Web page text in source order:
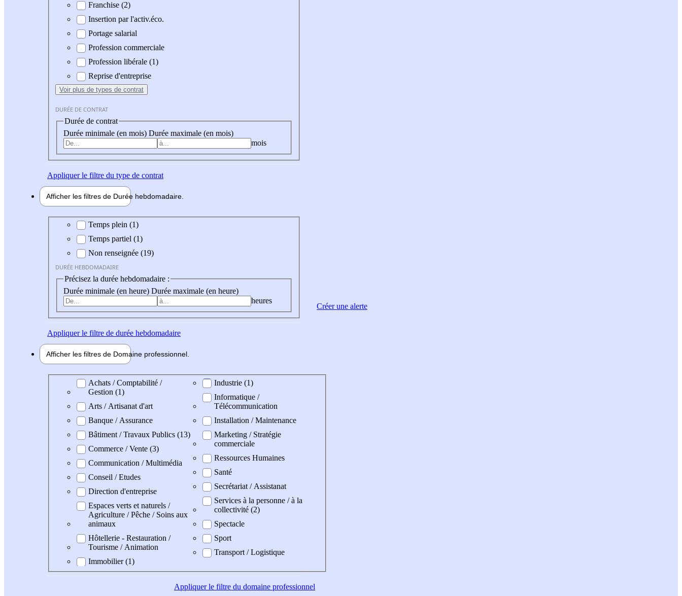
Franchise (2)
Insertion par l'activ.éco.
Portage salarial
Profession commerciale
Profession libérale (1)
Reprise d'entreprise
Voir plus de types de contrat
DURÉE DE CONTRAT
Durée de contrat
Durée minimale (en mois) Durée maximale (en mois)
mois
Appliquerle filtre du type de contrat
Afficher les filtres de Durée hebdomadaire
Durée hebdomadaire
Temps plein (1)
Temps partiel (1)
Non renseignée (19)
DURÉE HEBDOMADAIRE
Précisez la durée hebdomadaire :
Durée minimale (en heure) Durée maximale (en heure)
heures
Appliquerle filtre de durée hebdomadaire
Afficher les filtres de Domaine professionnel
Domaine professionel
Achats / Comptabilité /
Gestion (1)
Arts / Artisanat d'art
Banque / Assurance
Bâtiment / Travaux Publics (13)
Commerce / Vente (3)
Communication / Multimédia
Conseil / Etudes
Direction d'entreprise
Espaces verts et naturels /
Agriculture / Pêche / Soins aux
animaux
Hôtellerie - Restauration /
Tourisme / Animation
Immobilier (1)
Industrie (1)
Informatique /
Télécommunication
Installation / Maintenance
Marketing / Stratégie
commerciale
Ressources Humaines
Santé
Secrétariat / Assistanat
Services à la personne / à la
collectivité (2)
Spectacle
Sport
Transport / Logistique
Appliquerle filtre du domaine professionnel
Créer une alerte